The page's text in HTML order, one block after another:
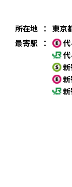
所在地 ：
東京
最寄駅
：